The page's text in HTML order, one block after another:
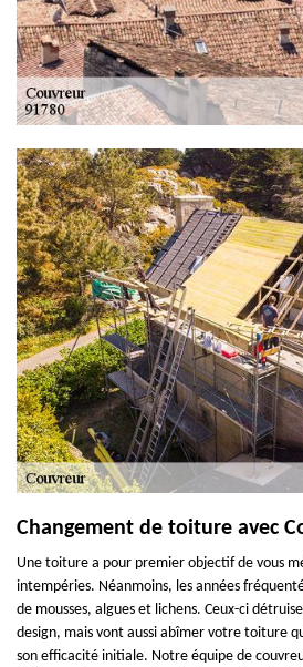
Changement de toiture avec
Une toiture a pour premier objectif de vous
intempéries. Néanmoins, les années
de mousses, algues et lichens. Ceux-ci
design, mais vont aussi abîmer votre toiture
son efficacité initiale. Notre équipe de